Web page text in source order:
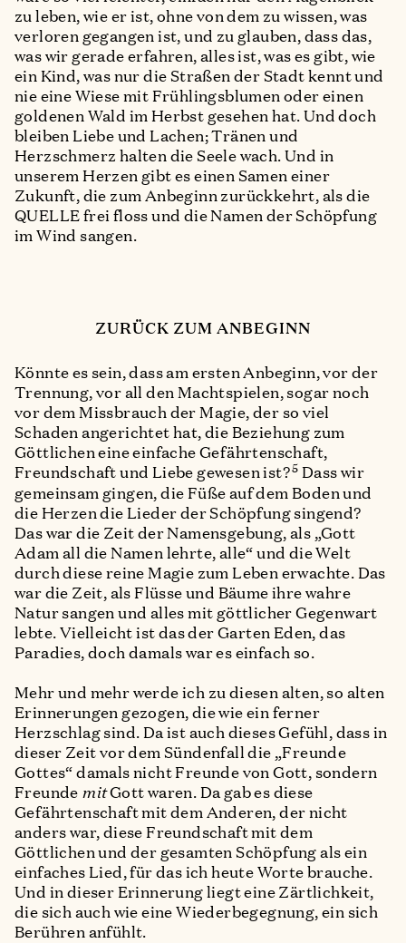
zu leben, wie er ist, ohne von dem zu wissen, was
verloren gegangen ist, und zu glauben, dass das,
was wir gerade erfahren, alles ist, was es gibt, wie
ein Kind, was nur die Straßen der Stadt kennt und
nie eine Wiese mit Frühlingsblumen oder einen
goldenen Wald im Herbst gesehen hat. Und doch
bleiben Liebe und Lachen; Tränen und
Herzschmerz halten die Seele wach. Und in
unserem Herzen gibt es einen Samen einer
Zukunft, die zum Anbeginn zurückkehrt, als die
QUELLE frei floss und die Namen der Schöpfung
im Wind sangen.
ZURÜCK ZUM ANBEGINN
Könnte es sein, dass am ersten Anbeginn, vor der
Trennung, vor all den Machtspielen, sogar noch
vor dem Missbrauch der Magie, der so viel
Schaden angerichtet hat, die Beziehung zum
Göttlichen eine einfache Gefährtenschaft,
Freundschaft und Liebe gewesen ist?5 Dass wir
gemeinsam gingen, die Füße auf dem Boden und
die Herzen die Lieder der Schöpfung singend?
Das war die Zeit der Namensgebung, als „Gott
Adam all die Namen lehrte, alle“ und die Welt
durch diese reine Magie zum Leben erwachte. Das
war die Zeit, als Flüsse und Bäume ihre wahre
Natur sangen und alles mit göttlicher Gegenwart
lebte. Vielleicht ist das der Garten Eden, das
Paradies, doch damals war es einfach so.
Mehr und mehr werde ich zu diesen alten, so alten
Erinnerungen gezogen, die wie ein ferner
Herzschlag sind. Da ist auch dieses Gefühl, dass in
dieser Zeit vor dem Sündenfall die „Freunde
Gottes“ damals nicht Freunde von Gott, sondern
Freunde mitGott waren. Da gab es diese
Gefährtenschaft mit dem Anderen, der nicht
anders war, diese Freundschaft mit dem
Göttlichen und der gesamten Schöpfung als ein
einfaches Lied, für das ich heute Worte brauche.
Und in dieser Erinnerung liegt eine Zärtlichkeit,
die sich auch wie eine Wiederbegegnung, ein sich
Berühren anfühlt.